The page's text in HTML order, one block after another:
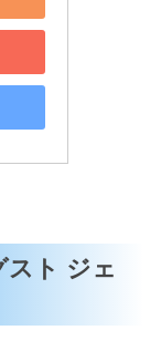
スト ジェ